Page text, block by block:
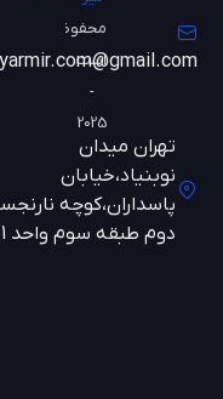
mazyarmir.com@gmail.com
تهران میدان
نوبنیاد،خیابان
پاسداران،کوچه نارنجستان
دوم طبقه سوم واحد 301
محفوظ
است